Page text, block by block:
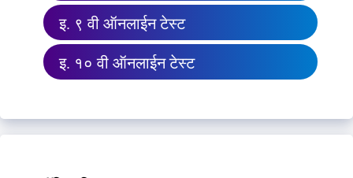
इ. ९ वी ऑनलाईन टेस्ट
इ. १० वी ऑनलाईन टेस्ट